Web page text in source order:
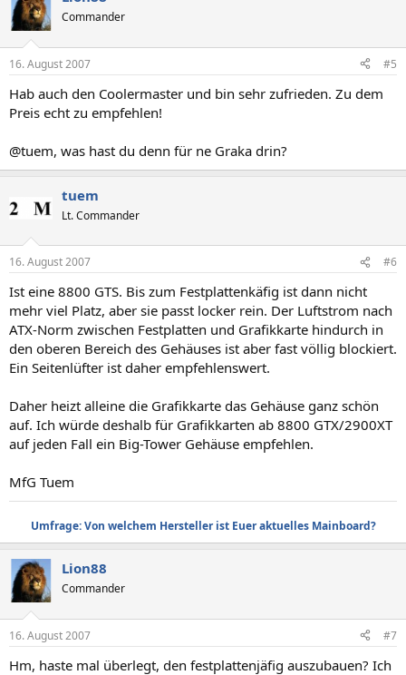
Commander
16. August 2007 #5
Hab auch den Coolermaster und bin sehr zufrieden. Zu dem
Preis echt zu empfehlen!
@tuem, was hast du denn für ne Graka drin?
tuem
Lt. Commander
16. August 2007 #6
Ist eine 8800 GTS. Bis zum Festplattenkäfig ist dann nicht
mehr viel Platz, aber sie passt locker rein. Der Luftstrom nach
ATX-Norm zwischen Festplatten und Grafikkarte hindurch in
den oberen Bereich des Gehäuses ist aber fast völlig blockiert.
Ein Seitenlüfter ist daher empfehlenswert.
Daher heizt alleine die Grafikkarte das Gehäuse ganz schön
auf. Ich würde deshalb für Grafikkarten ab 8800 GTX/2900XT
auf jeden Fall ein Big-Tower Gehäuse empfehlen.
MfG Tuem
Umfrage: Von welchem Hersteller ist Euer aktuelles Mainboard?
Lion88
Commander
16. August 2007 #7
Hm, haste mal überlegt, den festplattenjäfig auszubauen? Ich